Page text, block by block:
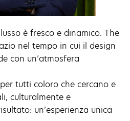
è fresco e dinamico. The
nel tempo in cui il design
con un’atmosfera
tutti coloro che cercano e
culturalmente e
un’esperienza unica